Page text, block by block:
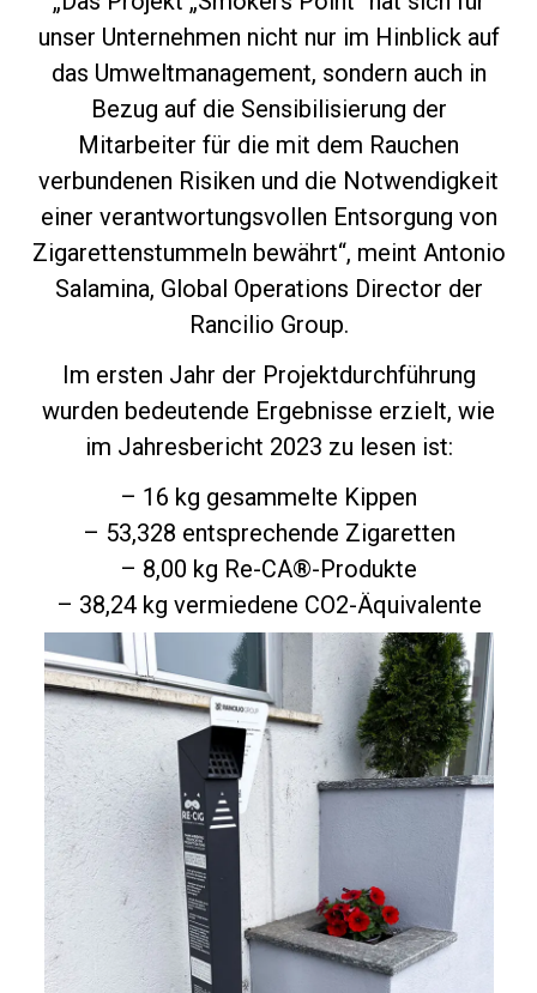
unser Unternehmen nicht nur im Hinblick auf
das Umweltmanagement, sondern auch in
Bezug auf die Sensibilisierung der
Mitarbeiter für die mit dem Rauchen
verbundenen Risiken und die Notwendigkeit
einer verantwortungsvollen Entsorgung von
Zigarettenstummeln bewährt“, meint Antonio
Salamina, Global Operations Director der
Rancilio Group.
Im ersten Jahr der Projektdurchführung
wurden bedeutende Ergebnisse erzielt, wie
im Jahresbericht 2023 zu lesen ist:
– 16 kg gesammelte Kippen
– 53,328 entsprechende Zigaretten
– 8,00 kg Re-CA®-Produkte
– 38,24 kg vermiedene CO2-Äquivalente